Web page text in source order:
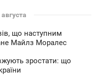
що наступним
Майлз Моралес
зростати: що